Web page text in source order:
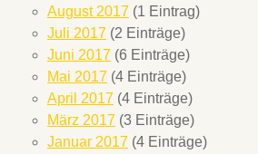
August 2017 (1 Eintrag)
Juli 2017 (2 Einträge)
Juni 2017 (6 Einträge)
Mai 2017 (4 Einträge)
April 2017 (4 Einträge)
März 2017 (3 Einträge)
Januar 2017 (4 Einträge)